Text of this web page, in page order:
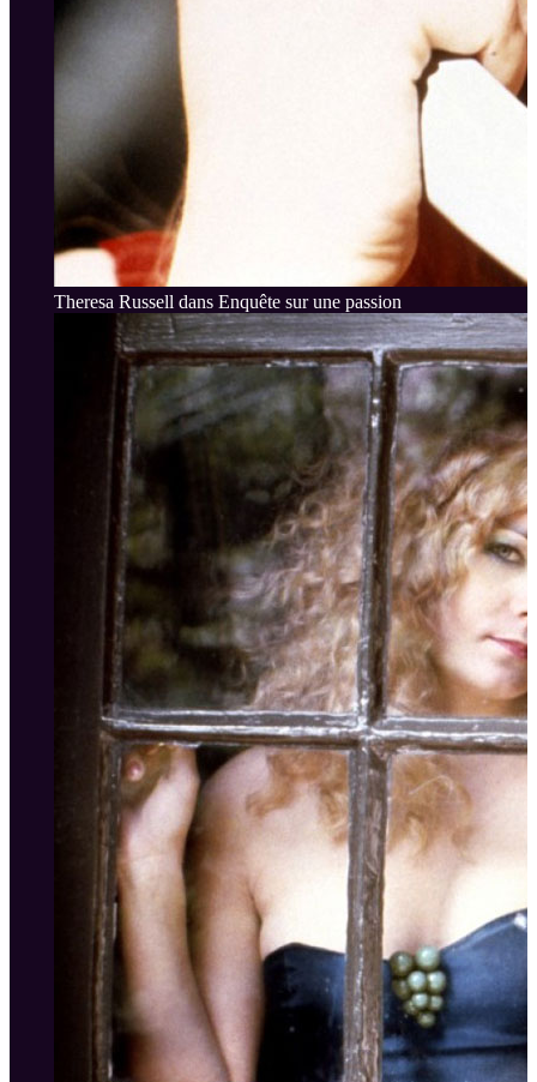
Theresa Russell dans Enquête sur une passion